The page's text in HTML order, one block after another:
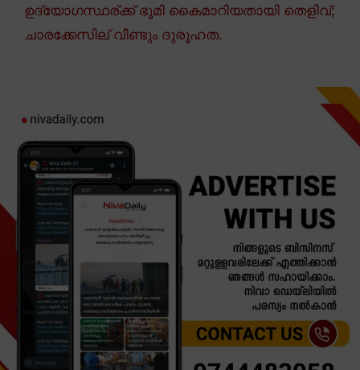
ഉദ്യോഗസ്ഥര്ക്ക് ഭൂമി കൈമാറിയതായി തെളിവ്;
ചാരക്കേസില് വീണ്ടും ദുരൂഹത.